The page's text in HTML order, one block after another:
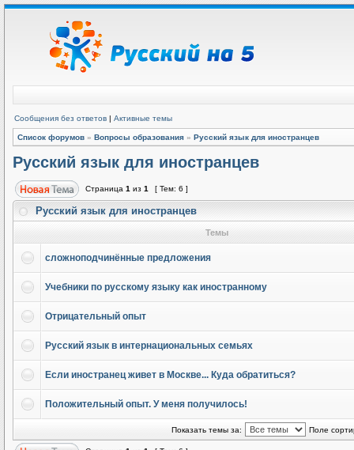
Сообщения без ответов | Активные темы
Список форумов » Вопросы образования » Русский язык для иностранцев
Русский язык для иностранцев
Страница 1 из 1 [ Тем: 6 ]
Русский язык для иностранцев
Темы
сложноподчинённые предложения
Учебники по русскому языку как иностранному
Отрицательный опыт
Русский язык в интернациональных семьях
Если иностранец живет в Москве... Куда обратиться?
Положительный опыт. У меня получилось!
Показать темы за: Поле